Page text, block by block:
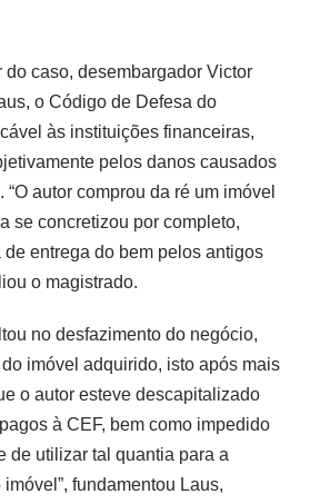
do caso, desembargador Victor
o Código de Defesa do
às instituições financeiras,
pelos danos causados
autor comprou da ré um imóvel
se concretizou por completo,
entrega do bem pelos antigos
o magistrado.
no desfazimento do negócio,
imóvel adquirido, isto após mais
o autor esteve descapitalizado
à CEF, bem como impedido
de utilizar tal quantia para a
fundamentou Laus,